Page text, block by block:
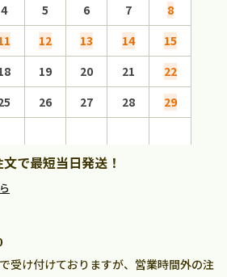
4 5 6 7
8
12 13 14
15
19 20 21
22
26 27 28
29
で最短当日発送！
受け付けておりますが、営業時間外の注